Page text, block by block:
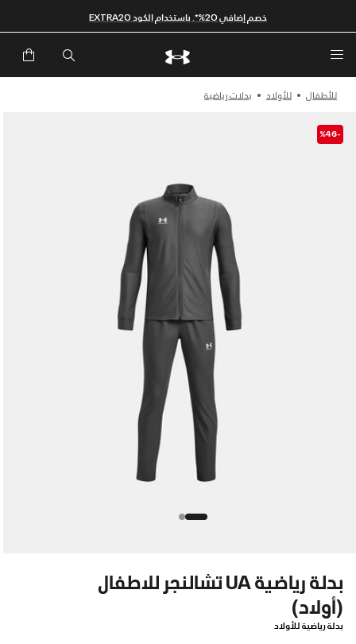
خصم إضافي 20%*. باستخدام الكود EXTRA20
للأطفال للأولاد بدلات رياضية
-%46
بدلة رياضية UA تشالنجر للاطفال
(أولاد)
بدلة رياضية للأولاد